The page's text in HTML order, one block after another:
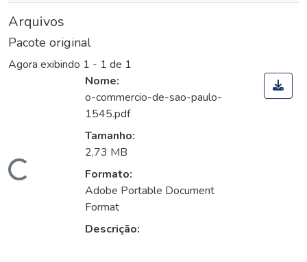
Arquivos
Pacote original
Agora exibindo 1 - 1 de 1
Carregando...
Nome:
o-commercio-de-sao-paulo-
1545.pdf
Tamanho:
2,73 MB
Formato:
Adobe Portable Document
Format
Descrição: